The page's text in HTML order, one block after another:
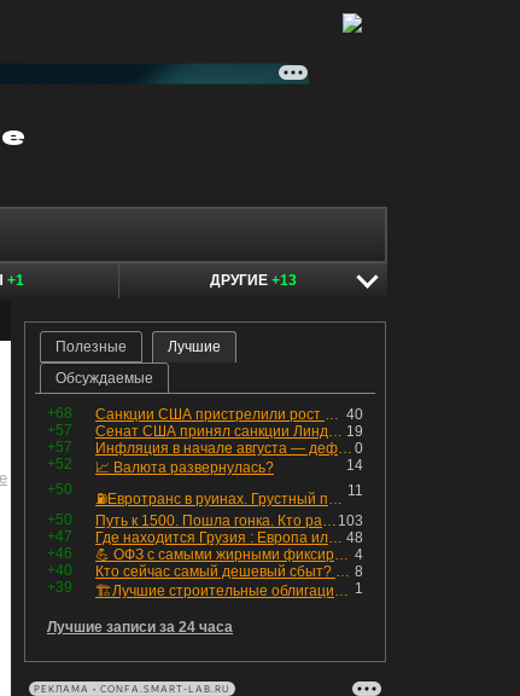
+1 ДРУГИЕ +13
Полезные
Лучшие
Обсуждаемые
+68 40
Санкции США пристрелили рост акций в России
+57
19
Сенат США принял санкции Линдси Грэма против России
+57
0
Инфляция в начале августа — дефляция из-за топлива и плодоовощной корзины, но услуги продолжают дорожать, а рубль начал ослабевать.
+52
14
📈 Валюта развернулась?
+50
11
⛽️Евротранс в руинах. Грустный пост😶😞 Что изменилось в облигациях?
+50
103
Путь к 1500. Пошла гонка. Кто раньше продаст.
+47
48
Где находится Грузия : Европа или Азия
+46
4
💪 ОФЗ с самыми жирными фиксированными купонами
+40
8
Кто сейчас самый дешевый сбыт? Сводный пост по сбытовым компаниям по отчетам РСБУ за Q2 26г.
+39
1
🏗Лучшие строительные облигации первого эшелона
Лучшие записи за 24 часа
РЕКЛАМА • CONFA.SMART-LAB.RU